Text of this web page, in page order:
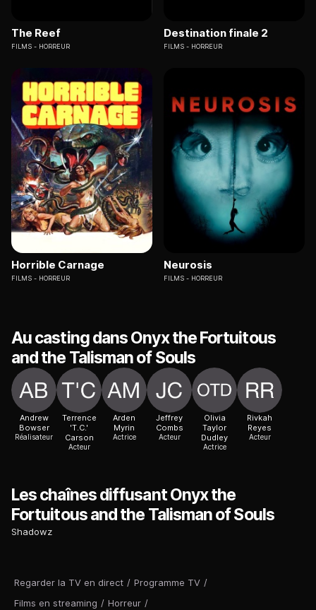
Regarder la TV en direct / Programme TV /
Films en streaming / Horreur /
The Reef
FILMS HORREUR
Destination finale 2
FILMS HORREUR
Horrible Carnage
FILMS HORREUR
Neurosis
FILMS HORREUR
Au casting dans Onyx the Fortuitous
and the Talisman of Souls
Andrew
Bowser
Réalisateur
Terrence
'T.C.'
Carson
Acteur
Arden
Myrin
Actrice
Jeffrey
Combs
Acteur
Olivia
Taylor
Dudley
Actrice
Rivkah
Reyes
Acteur
Les chaînes diffusant Onyx the
Fortuitous and the Talisman of Souls
Shadowz